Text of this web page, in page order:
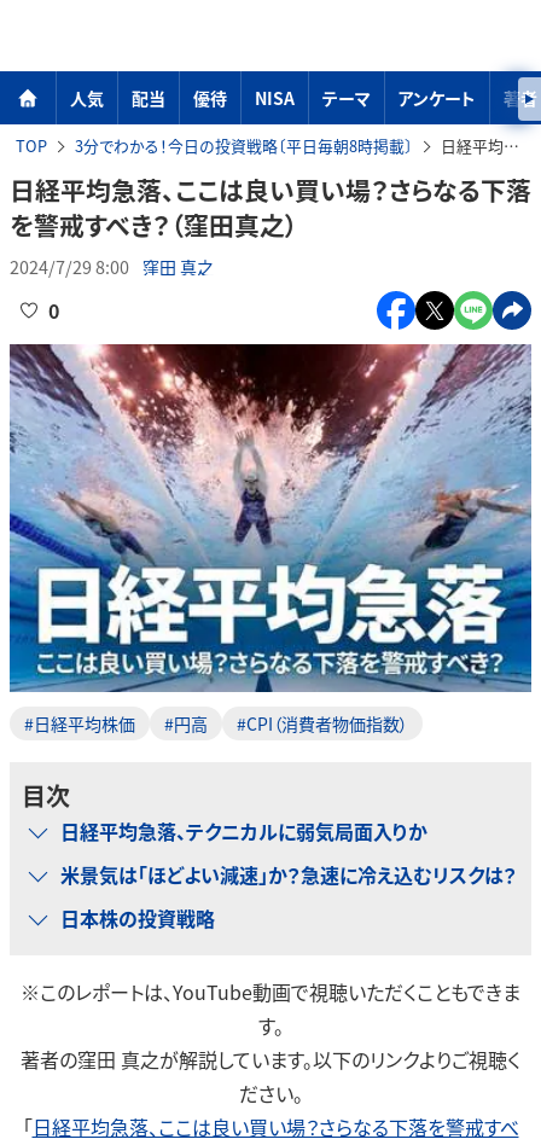
人気 配当 優待 NISA テーマ アンケート 著者
TOP 3分でわかる！今日の投資戦略〔平日毎朝8時掲載〕 日経平均急落、ここは良い買い場？さらなる下落を警戒すべき？（窪田真之）
日経平均急落、ここは良い買い場？さらなる下落
を警戒すべき？（窪田真之）
2024/7/29 8:00 窪田 真之
0
#日経平均株価 #円高 #CPI（消費者物価指数）
目次
日経平均急落、テクニカルに弱気局面入りか
米景気は「ほどよい減速」か？急速に冷え込むリスクは？
日本株の投資戦略
※このレポートは、YouTube動画で視聴いただくこともできま
す。
著者の窪田 真之が解説しています。以下のリンクよりご視聴く
ださい。
「日経平均急落、ここは良い買い場？さらなる下落を警戒すべ